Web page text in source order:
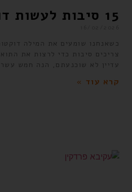
15 סיבות לעשות דוקטורט
כשאנחנו שומעים את המילה
צריכים סיבות כדי לרצות את
עדיין לא שוכנעתם, הנה חמש
קרא עוד »